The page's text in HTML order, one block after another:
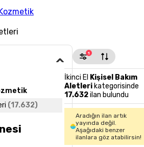
(17.632)
1
İkinci El Kişisel Bakım
Aletleri kategorisinde
17.632ilan bulundu
Aradığın ilan artık
yayında değil.
Aşağıdaki benzer
ilanlara göz atabilirsin!